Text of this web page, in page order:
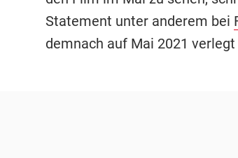
Statement unter anderem bei
demnach auf Mai 2021